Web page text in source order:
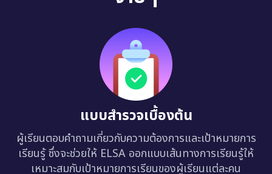
แบบสำรวจเบื้องต้น
ผู้เรียนตอบคำถามเกี่ยวกับความต้องการและเป้าหมายการ
เรียนรู้ ซึ่งจะช่วยให้ ELSA ออกแบบเส้นทางการเรียนรู้ให้
เหมาะสมกับเป้าหมายการเรียนของผู้เรียนแต่ละคน